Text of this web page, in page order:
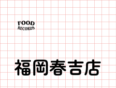
内
容
を
キ
ッ
プ
福岡春吉店